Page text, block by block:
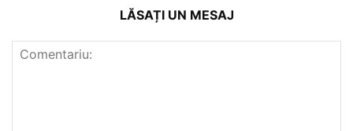
LĂSAȚI UN MESAJ